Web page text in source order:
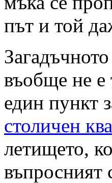
път и той
въобще не е
един пункт
столичен
летището,
въпросният